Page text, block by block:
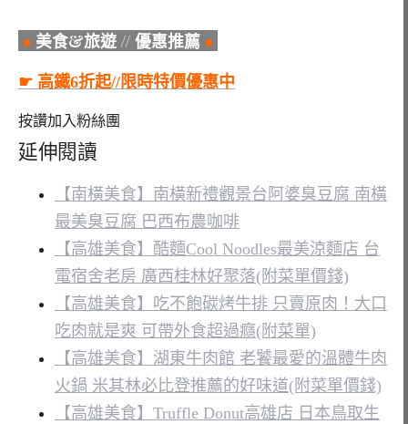
● 美食&旅遊 // 優惠推薦 ●
☛ 高鐵6折起//限時特價優惠中
按讚加入粉絲團
延伸閱讀
【南橫美食】南橫新禮觀景台阿婆臭豆腐 南橫
最美臭豆腐 巴西布農咖啡
【高雄美食】酷麵Cool Noodles最美涼麵店 台
電宿舍老房 廣西桂林好聚落(附菜單價錢)
【高雄美食】吃不飽碳烤牛排 只賣原肉！大口
吃肉就是爽 可帶外食超過癮(附菜單)
【高雄美食】湖東牛肉館 老饕最愛的溫體牛肉
火鍋 米其林必比登推薦的好味道(附菜單價錢)
【高雄美食】Truffle Donut高雄店 日本鳥取生